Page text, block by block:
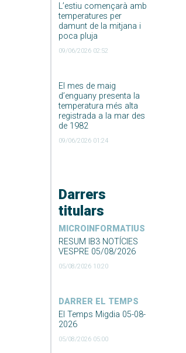
L’estiu començarà amb
temperatures per
damunt de la mitjana i
poca pluja
09/06/2026 02:52
El mes de maig
d’enguany presenta la
temperatura més alta
registrada a la mar des
de 1982
09/06/2026 01:24
Darrers
titulars
MICROINFORMATIUS
RESUM IB3 NOTÍCIES
VESPRE 05/08/2026
05/08/2026 10:20
DARRER EL TEMPS
El Temps Migdia 05-08-
2026
05/08/2026 05:00